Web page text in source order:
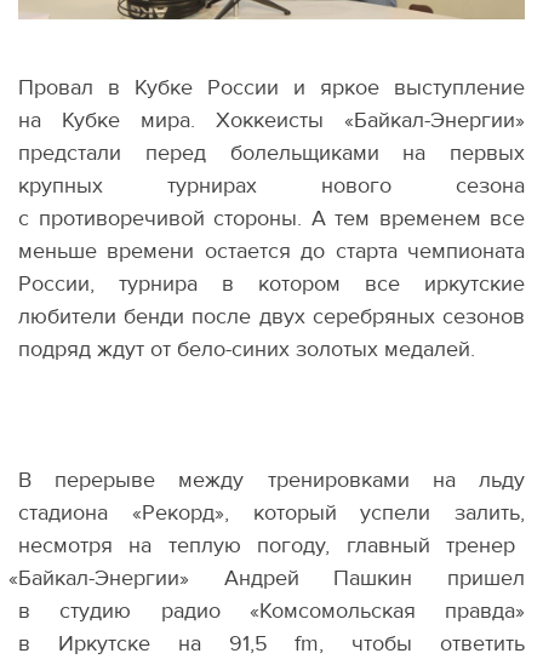
Провал в Кубке России и яркое выступление
на Кубке мира. Хоккеисты
«Байкал-Энергии»
предстали перед болельщиками на первых
крупных турнирах нового сезона
с противоречивой стороны. А тем временем все
меньше времени остается до старта чемпионата
России, турнира в котором все иркутские
любители бенди после двух серебряных сезонов
подряд ждут от бело-синих золотых медалей.
В перерыве между тренировками на льду
стадиона
«Рекорд», который успели залить,
несмотря на теплую погоду, главный тренер
«Байкал-Энергии» Андрей Пашкин пришел
в студию радио
«Комсомольская правда»
в Иркутске на 91,5 fm, чтобы ответить